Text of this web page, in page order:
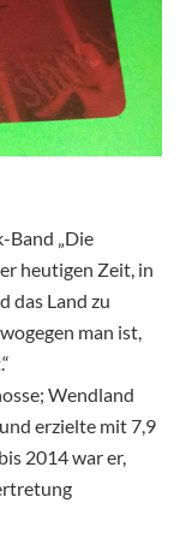
Band „Die
heutigen Zeit, in
das Land zu
man ist,
Wendland
erzielte mit 7,9
2014 war er,